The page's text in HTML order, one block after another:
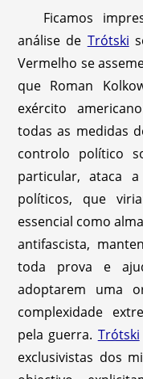
Ficamos
análise de Trótski
Vermelho se
que Roman
exército
todas as medidas
controlo político
particular, ataca
políticos, que
essencial como
antifascista,
toda prova e
adoptarem uma
complexidade
pela guerra. Trótski
exclusivistas dos